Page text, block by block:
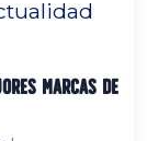
Marcas de